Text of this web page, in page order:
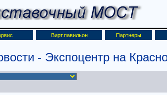
Вирт.павильон Партнеры
- Экспоцентр на